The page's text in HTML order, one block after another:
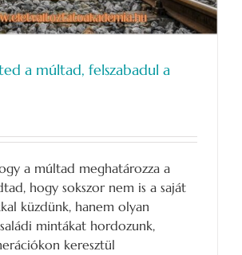
a múltad, felszabadul a
a múltad meghatározza a
hogy sokszor nem is a saját
küzdünk, hanem olyan
mintákat hordozunk,
keresztül